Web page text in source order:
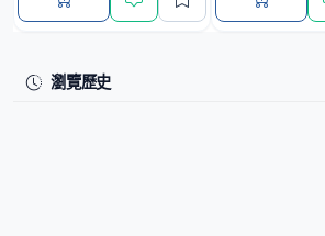
瀏覽歷史